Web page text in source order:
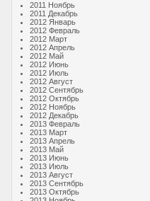
2011 Ноябрь
2011 Декабрь
2012 Январь
2012 Февраль
2012 Март
2012 Апрель
2012 Май
2012 Июнь
2012 Июль
2012 Август
2012 Сентябрь
2012 Октябрь
2012 Ноябрь
2012 Декабрь
2013 Февраль
2013 Март
2013 Апрель
2013 Май
2013 Июнь
2013 Июль
2013 Август
2013 Сентябрь
2013 Октябрь